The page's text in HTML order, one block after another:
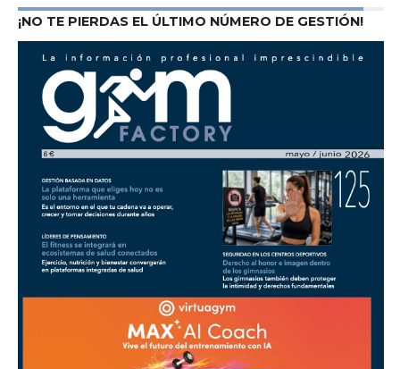
¡NO TE PIERDAS EL ÚLTIMO NÚMERO DE GESTIÓN!